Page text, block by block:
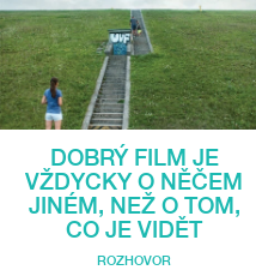
DOBRÝ FILM JE
VŽDYCKY O NĚČEM
JINÉM, NEŽ O TOM,
CO JE VIDĚT
ROZHOVOR